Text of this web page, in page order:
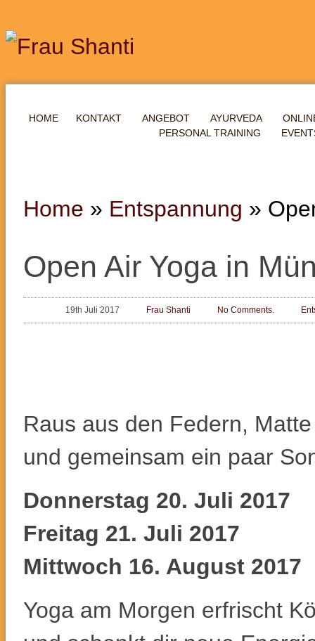
HOME KONTAKT ANGEBOT AYURVEDA
PERSONAL TRAINING
Home » Entspannung »
Open Air Yoga in
19th Juli 2017 Frau Shanti No Comments.
Raus aus den Federn,
und gemeinsam ein paar
Donnerstag 20. Juli 2017
Freitag 21. Juli 2017
Mittwoch 16. August 2017
Yoga am Morgen erfrischt